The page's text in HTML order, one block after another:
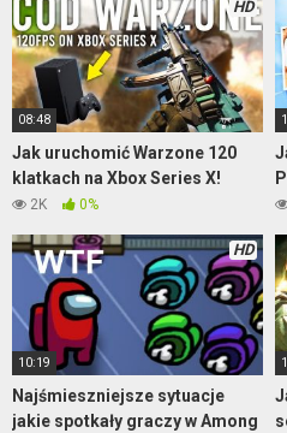
HD
08:48
Jak uruchomić Warzone 120
klatkach na Xbox Series X!
2K 0%
HD
10:19
Najśmieszniejsze sytuacje
jakie spotkały graczy w Among